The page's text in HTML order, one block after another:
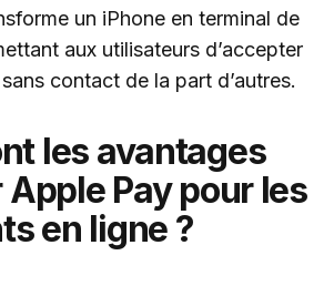
un iPhone en terminal de
aux utilisateurs d’accepter
contact de la part d’autres.
les avantages
Apple Pay pour les
en ligne ?